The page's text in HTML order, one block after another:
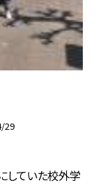
29
していた校外学